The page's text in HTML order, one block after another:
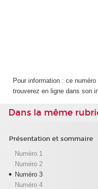
Pour information : ce
trouverez en ligne dans son
Dans la même
Présentation et sommaire
Numéro 1
Numéro 2
Numéro 3
Numéro 4